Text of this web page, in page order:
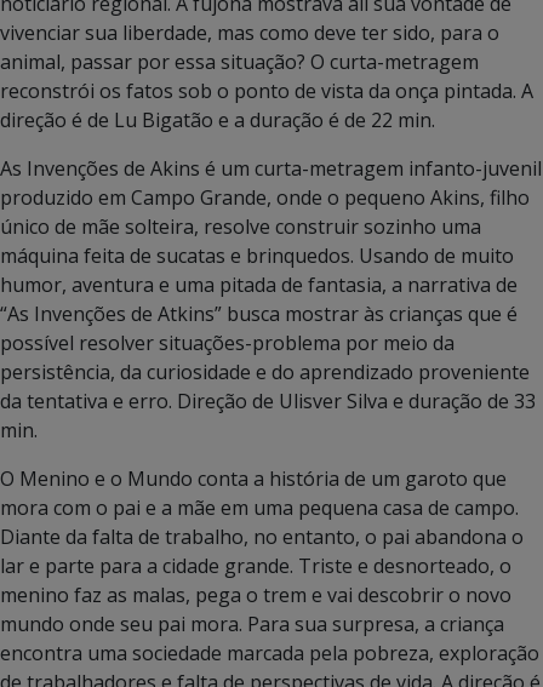
vivenciar sua liberdade, mas como deve ter sido, para o
animal, passar por essa situação? O curta-metragem
reconstrói os fatos sob o ponto de vista da onça pintada. A
direção é de Lu Bigatão e a duração é de 22 min.
As Invenções de Akins é um curta-metragem infanto-juvenil
produzido em Campo Grande, onde o pequeno Akins, filho
único de mãe solteira, resolve construir sozinho uma
máquina feita de sucatas e brinquedos. Usando de muito
humor, aventura e uma pitada de fantasia, a narrativa de
“As Invenções de Atkins” busca mostrar às crianças que é
possível resolver situações-problema por meio da
persistência, da curiosidade e do aprendizado proveniente
da tentativa e erro. Direção de Ulisver Silva e duração de 33
min.
O Menino e o Mundo conta a história de um garoto que
mora com o pai e a mãe em uma pequena casa de campo.
Diante da falta de trabalho, no entanto, o pai abandona o
lar e parte para a cidade grande. Triste e desnorteado, o
menino faz as malas, pega o trem e vai descobrir o novo
mundo onde seu pai mora. Para sua surpresa, a criança
encontra uma sociedade marcada pela pobreza, exploração